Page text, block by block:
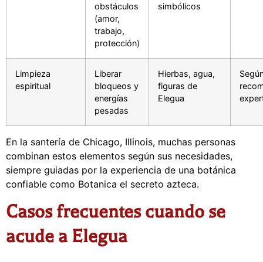
obstáculos
(amor,
trabajo,
protección)
simbólicos
Limpieza
espiritual
Liberar
bloqueos y
energías
pesadas
Hierbas, agua,
figuras de
Elegua
En la santería de Chicago, Illinois, muchas personas
combinan estos elementos según sus necesidades,
siempre guiadas por la experiencia de una botánica
confiable como Botanica el secreto azteca.
Casos frecuentes cuando se
acude a Elegua